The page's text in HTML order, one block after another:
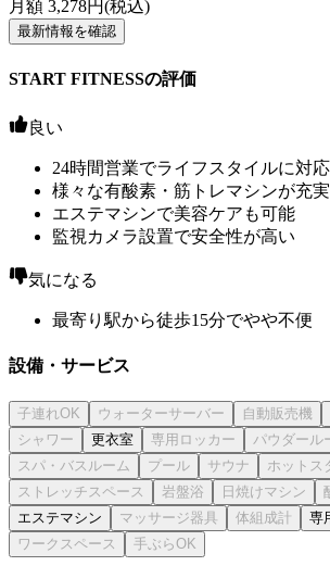
月額 3,278円(税込)
最新情報を確認
START FITNESSの評価
良い
24時間営業でライフスタイルに対応
様々な有酸素・筋トレマシンが充実
エステマシンで美容ケアも可能
監視カメラ設置で安全性が高い
気になる
最寄り駅から徒歩15分でやや不便
設備・サービス
更衣室
エステマシン 専